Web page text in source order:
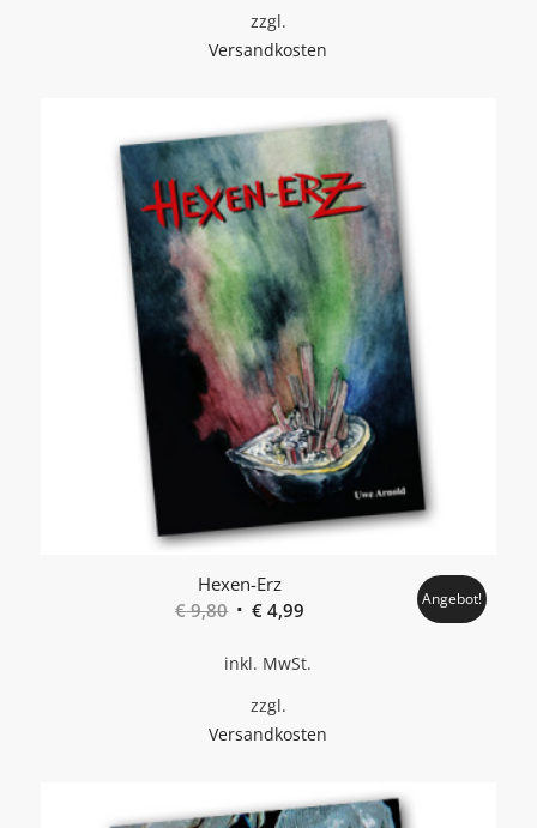
zzgl.
Versandkosten
Hexen-Erz
€9,80 Ursprünglicher
war:
€ 9,80
€ 4,99
ist:
Angebot!
inkl. MwSt.
zzgl.
Versandkosten